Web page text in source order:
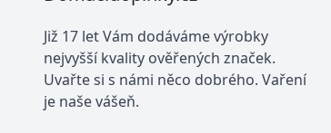
Již 17 let Vám dodáváme výrobky
nejvyšší kvality ověřených značek.
Uvařte si s námi něco dobrého. Vaření
je naše vášeň.